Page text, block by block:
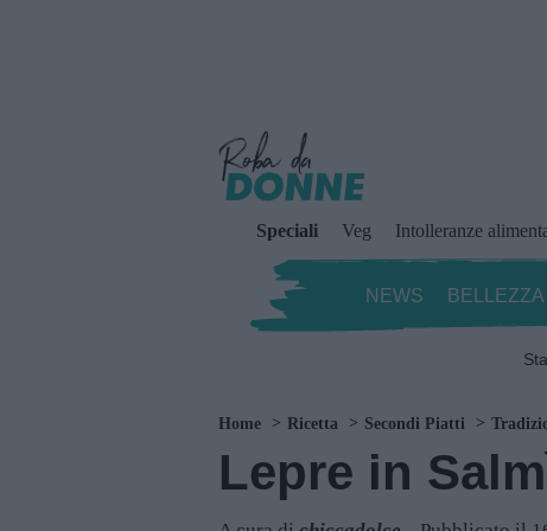
Speciali Veg Intolleranze
NEWS BELLEZZA
Home Ricetta Secondi Piatti
Lepre in